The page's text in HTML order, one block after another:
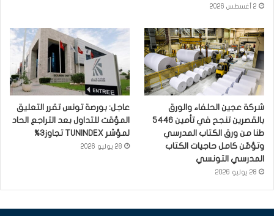
2 أغسطس 2026
شركة عجين الحلفاء والورق
بالقصرين تنجح في تأمين 5446
طنا من ورق الكتاب المدرسي
وتؤمّن كامل حاجيات الكتاب
المدرسي التونسي
28 يوليو 2026
عاجل: بورصة تونس تقرر التعليق
المؤقت للتداول بعد التراجع الحاد
لمؤشر TUNINDEX تجاوز3%
28 يوليو 2026